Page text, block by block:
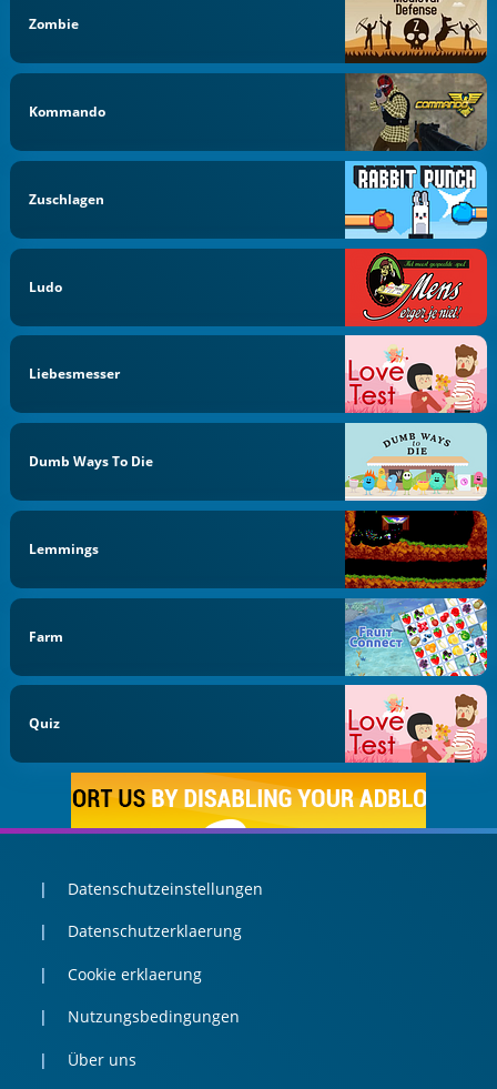
Zombie
Kommando
Zuschlagen
Ludo
Liebesmesser
Dumb Ways To Die
Lemmings
Farm
Quiz
Datenschutzeinstellungen
Datenschutzerklaerung
Cookie erklaerung
Nutzungsbedingungen
Über uns